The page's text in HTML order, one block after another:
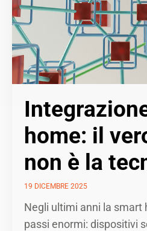
home: il
non è la
19 DICEMBRE 2025
Negli ultimi anni la smart
passi enormi: dispositivi